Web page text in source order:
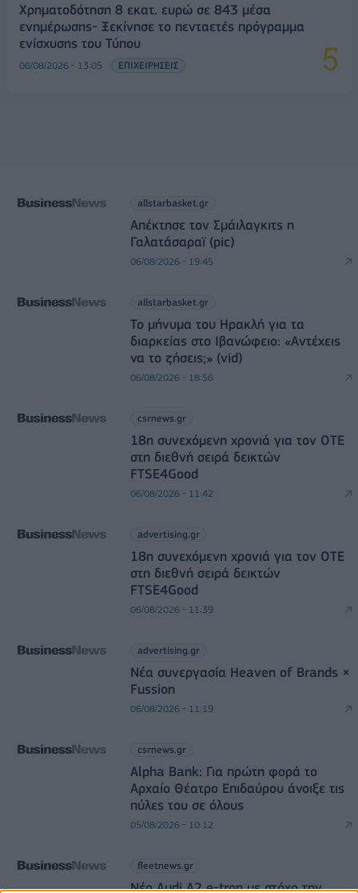
Χρηματοδότηση 8 εκατ. ευρώ σε 843 μέσα
ενημέρωσης- Ξεκίνησε το πενταετές πρόγραμμα
ενίσχυσης του Τύπου
06/08/2026 - 13:05 ΕΠΙΧΕΙΡΗΣΕΙΣ
allstarbasket.gr
Απέκτησε τον Σμάιλαγκιτς η
Γαλατάσαραϊ (pic)
06/08/2026 - 19:45
allstarbasket.gr
Το μήνυμα του Ηρακλή για τα
διαρκείας στο Ιβανώφειο: «Αντέχεις
να το ζήσεις;» (vid)
06/08/2026 - 18:56
csrnews.gr
18η συνεχόμενη χρονιά για τον ΟΤΕ
στη διεθνή σειρά δεικτών
FTSE4Good
06/08/2026 - 11:42
advertising.gr
18η συνεχόμενη χρονιά για τον ΟΤΕ
στη διεθνή σειρά δεικτών
FTSE4Good
06/08/2026 - 11:39
advertising.gr
Νέα συνεργασία Heaven of Brands ×
Fussion
06/08/2026 - 11:19
csrnews.gr
Alpha Bank: Για πρώτη φορά το
Αρχαίο Θέατρο Επιδαύρου άνοιξε τις
πύλες του σε όλους
05/08/2026 - 10:12
fleetnews.gr
Νέο Audi A2 e-tron με στόχο την